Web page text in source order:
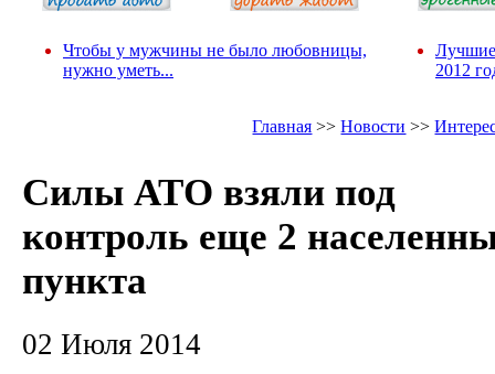
Чтобы у мужчины не было любовницы,
нужно уметь...
Лучшие
2012
Главная >>Новости >>
Силы АТО взяли под
контроль еще 2
пункта
02 Июля 2014